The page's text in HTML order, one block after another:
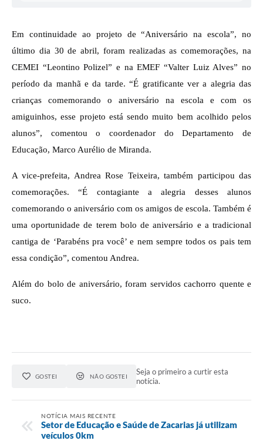
Em continuidade ao projeto de “Aniversário na escola”, no
último dia 30 de abril, foram realizadas as comemorações, na
CEMEI “Leontino Polizel” e na EMEF “Valter Luiz Alves” no
período da manhã e da tarde. “É gratificante ver a alegria das
crianças comemorando o aniversário na escola e com os
amiguinhos, esse projeto está sendo muito bem acolhido pelos
alunos”, comentou o coordenador do Departamento de
Educação, Marco Aurélio de Miranda.
A vice-prefeita, Andrea Rose Teixeira, também participou das
comemorações. “É contagiante a alegria desses alunos
comemorando o aniversário com os amigos de escola. Também é
uma oportunidade de terem bolo de aniversário e a tradicional
cantiga de ‘Parabéns pra você’ e nem sempre todos os pais tem
essa condição”, comentou Andrea.
Além do bolo de aniversário, foram servidos cachorro quente e
suco.
GOSTEI NÃO GOSTEI
Seja o primeiro a curtir esta
notícia.
NOTÍCIA MAIS RECENTE
Setor de Educação e Saúde de Zacarias já utilizam
veículos 0km